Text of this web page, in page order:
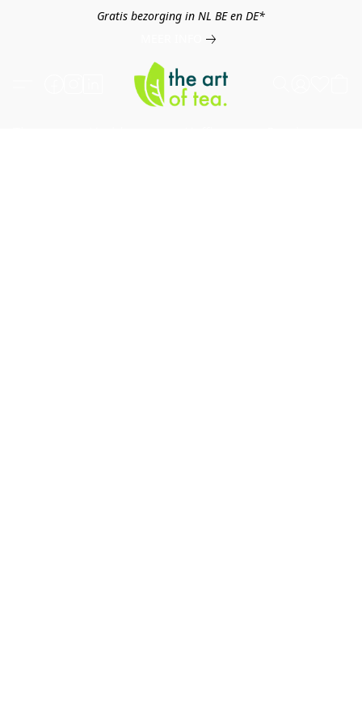
Gratis bezorging in NL BE en DE*